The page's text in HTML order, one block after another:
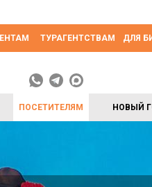
ТУРАГЕНТСТВАМ ДЛЯ
ПОСЕТИТЕЛЯМ НОВЫЙ